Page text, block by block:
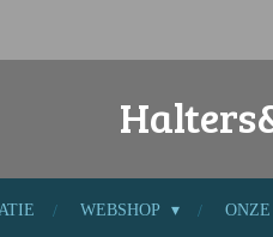
WEBSHOP ONZE